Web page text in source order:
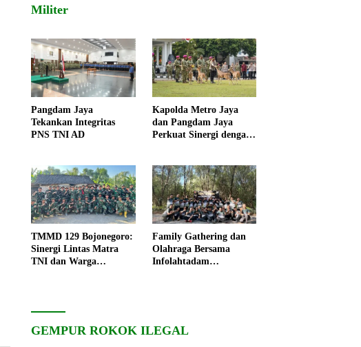
Militer
Pangdam Jaya
Tekankan Integritas
PNS TNI AD
Kapolda Metro Jaya
dan Pangdam Jaya
Perkuat Sinergi dengan
TMMD 129 Bojonegoro:
Sinergi Lintas Matra
TNI dan Warga
Family Gathering dan
Olahraga Bersama
Infolahtadam
GEMPUR ROKOK ILEGAL